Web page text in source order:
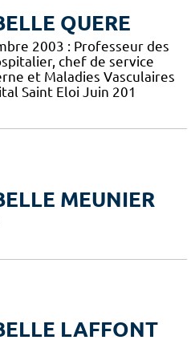
QUERE
2003 : Professeur des
chef de service
et Maladies Vasculaires
Saint Eloi Juin 201
MEUNIER
LAFFONT